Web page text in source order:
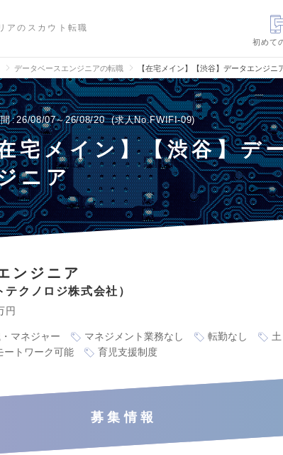
アのスカウト転職
初めて
データベースエンジニアの転職 【在宅メイン】【渋谷】データエンジニ
26/08/07～26/08/20 求人No.FWIFI-09
宅メイン】【渋谷】デ
ニア
ンジニア
テクノロジ株式会社
円
マネジャー マネジメント業務なし 転勤なし
ートワーク可能 育児支援制度
募集情報